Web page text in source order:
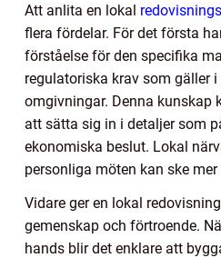
Att anlita en lokal
flera fördelar. För det första
förståelse för den specifika
regulatoriska krav som gäller
omgivningar. Denna kunskap
att sätta sig in i detaljer som
ekonomiska beslut. Lokal
personliga möten kan ske
Vidare ger en lokal
gemenskap och förtroende.
hands blir det enklare att